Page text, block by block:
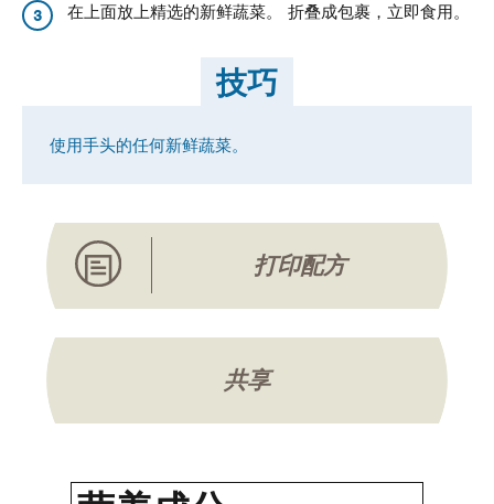
3 在上面放上精选的新鲜蔬菜。 折叠成包裹，立即食用。
技巧
使用手头的任何新鲜蔬菜。
打印配方
共享